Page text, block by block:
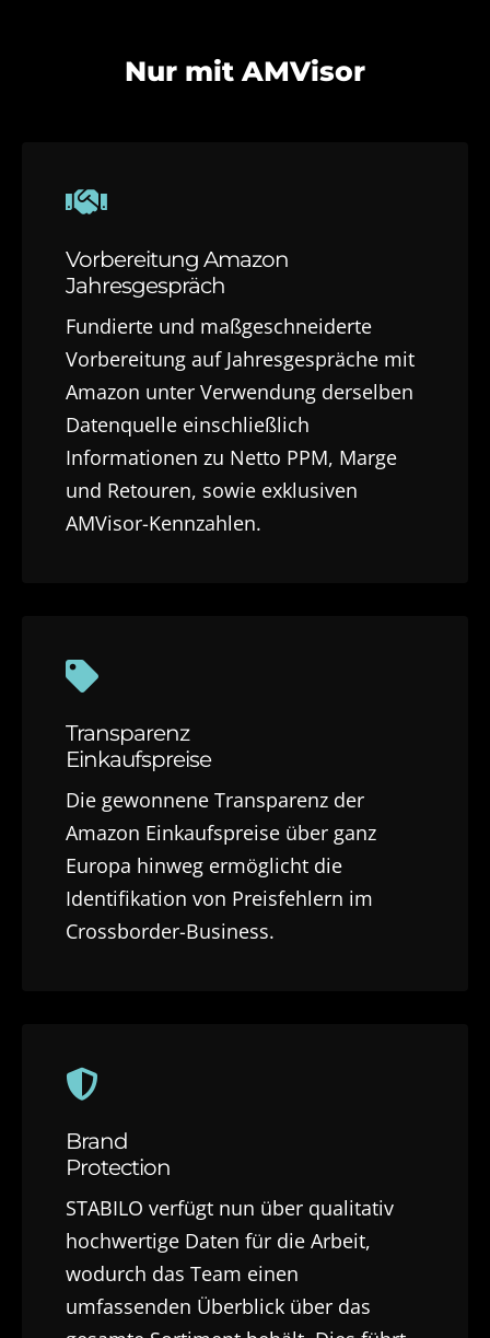
Nur mit AMVisor
Vorbereitung Amazon
Jahresgespräch
Fundierte und maßgeschneiderte
Vorbereitung auf Jahresgespräche mit
Amazon unter Verwendung derselben
Datenquelle einschließlich
Informationen zu Netto PPM, Marge
und Retouren, sowie exklusiven
AMVisor-Kennzahlen.
Transparenz
Einkaufspreise
Die gewonnene Transparenz der
Amazon Einkaufspreise über ganz
Europa hinweg ermöglicht die
Identifikation von Preisfehlern im
Crossborder-Business.
Brand
Protection
STABILO verfügt nun über qualitativ
hochwertige Daten für die Arbeit,
wodurch das Team einen
umfassenden Überblick über das